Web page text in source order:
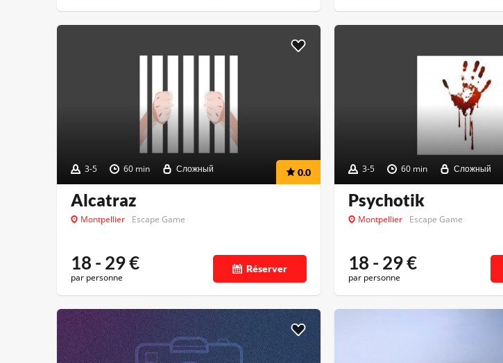
3-5 60 min Сложный 0.0
Alcatraz
Montpellier Escape Game
18 - 29€
par personne
Réserver
3-5 60 min Сложный
Psychotik
Montpellier Escape Game
18 - 29€
par personne